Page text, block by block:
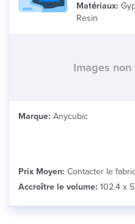
Matériaux:
Resin
Images
Marque: Anycubic
Prix Moyen: Contacter le
Accroître le volume: 102.4 x